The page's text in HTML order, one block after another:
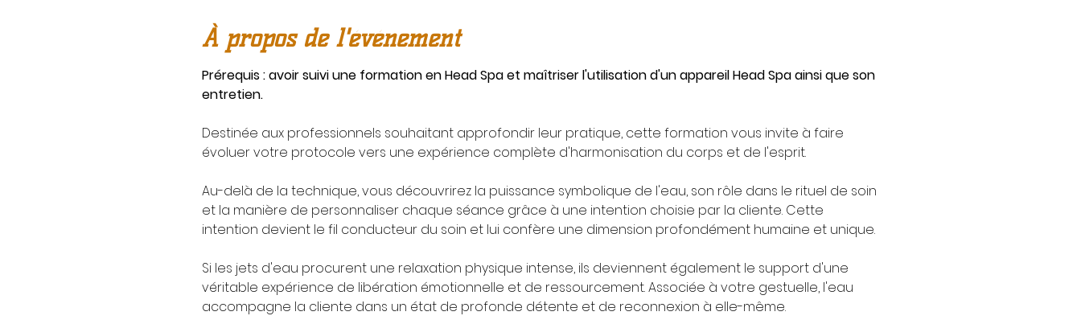
À propos de l'événement
Prérequis : avoir suivi une formation en Head Spa et maîtriser l'utilisation d'un appareil Head Spa ainsi que son
entretien.
Destinée aux professionnels souhaitant approfondir leur pratique, cette formation vous invite à faire
évoluer votre protocole vers une expérience complète d'harmonisation du corps et de l'esprit.
Au-delà de la technique, vous découvrirez la puissance symbolique de l'eau, son rôle dans le rituel de soin
et la manière de personnaliser chaque séance grâce à une intention choisie par la cliente. Cette
intention devient le fil conducteur du soin et lui confère une dimension profondément humaine et unique.
Si les jets d'eau procurent une relaxation physique intense, ils deviennent également le support d'une
véritable expérience de libération émotionnelle et de ressourcement. Associée à votre gestuelle, l'eau
accompagne la cliente dans un état de profonde détente et de reconnexion à elle-même.